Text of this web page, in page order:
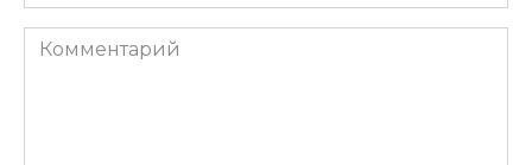
Комментарий